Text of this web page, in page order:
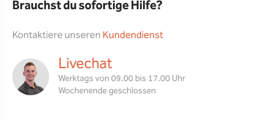
Brauchst du sofortige Hilfe?
Kontaktiere unseren Kundendienst
Livechat
Werktags von 09.00 bis 17.00 Uhr
Wochenende geschlossen